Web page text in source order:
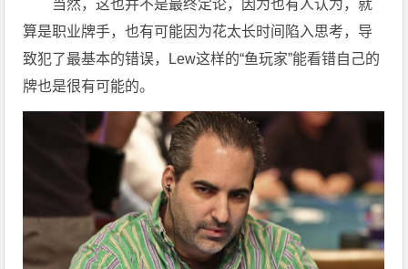
当然，这也并不是最终定论，因为也有人认为，就
算是职业牌手，也有可能因为花太长时间陷入思考，导
致犯了最基本的错误，Lew这样的“鱼玩家”能看错自己的
牌也是很有可能的。